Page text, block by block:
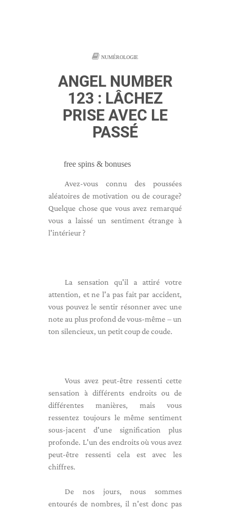
NUMÉROLOGIE
ANGEL NUMBER
123 : LÂCHEZ
PRISE AVEC LE
PASSÉ
free spins & bonuses
Avez-vous connu des poussées
aléatoires de motivation ou de courage?
Quelque chose que vous avez remarqué
vous a laissé un sentiment étrange à
l'intérieur ?
La sensation qu'il a attiré votre
attention, et ne l'a pas fait par accident,
vous pouvez le sentir résonner avec une
note au plus profond de vous-même – un
ton silencieux, un petit coup de coude.
Vous avez peut-être ressenti cette
sensation à différents endroits ou de
différentes manières, mais vous
ressentez toujours le même sentiment
sous-jacent d'une signification plus
profonde. L'un des endroits où vous avez
peut-être ressenti cela est avec les
chiffres.
De nos jours, nous sommes
entourés de nombres, il n'est donc pas